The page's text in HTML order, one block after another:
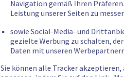
Navigation gemäß Ihren
Leistung unserer Seiten zu
sowie Social-Media- und
gezielte Werbung zu schalten,
Daten mit unseren
Sie können alle Tracker